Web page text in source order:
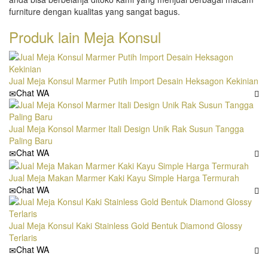
furniture dengan kualitas yang sangat bagus.
Produk lain Meja Konsul
Jual Meja Konsul Marmer Putih Import Desain Heksagon Kekinian
Chat WA
Jual Meja Konsol Marmer Itali Design Unik Rak Susun Tangga
Paling Baru
Chat WA
Jual Meja Makan Marmer Kaki Kayu Simple Harga Termurah
Chat WA
Jual Meja Konsul Kaki Stainless Gold Bentuk Diamond Glossy
Terlaris
Chat WA